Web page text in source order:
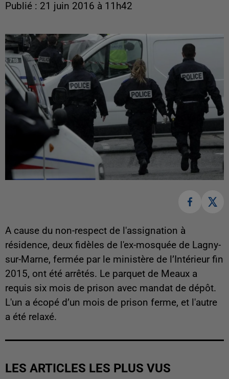
Publié : 21 juin 2016 à 11h42
A cause du non-respect de l'assignation à
résidence, deux fidèles de l'ex-mosquée de Lagny-
sur-Marne, fermée par le ministère de l’Intérieur fin
2015, ont été arrêtés. Le parquet de Meaux a
requis six mois de prison avec mandat de dépôt.
L'un a écopé d’un mois de prison ferme, et l'autre
a été relaxé.
LES ARTICLES LES PLUS VUS